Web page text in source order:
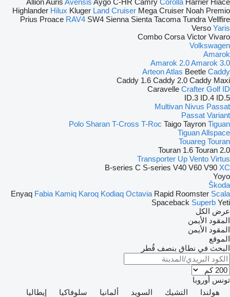
AllionAuris Avensis Aygo C-HR Camry Corolla Harrier Hiace
Highlander Hilux Kluger Land Cruiser Mega Cruiser Noah Premio
Prius Proace RAV4 SW4 Sienna Sienta Tacoma Tundra Vellfire
Verso Yaris
Combo Corsa Victor Vivaro
Volkswagen
Amarok
Amarok 2.0Amarok 3.0
ArteonAtlas Beetle Caddy
Caddy 1.6 Caddy 2.0 Caddy Maxi
Caravelle Crafter Golf ID
ID.3 ID.4 ID.5
Multivan Nivus Passat
Passat Variant
Polo Sharan T-Cross T-Roc Taigo Tayron Tiguan
Tiguan Allspace
Touareg Touran
Touran 1.6 Touran 2.0
Transporter Up Vento Virtus
B-series C S-series V40 V60 V90 XC
Yoyo
Škoda
Enyaq Fabia Kamiq Karoq Kodiaq Octavia Rapid Roomster Scala
Spaceback Superb Yeti
عرض الكل
المقود الأيمن
المقود الأيمن
الموقع
البحث في نطاق بنصف قُطر
تونس أوروبا
هولندا
التشيك السويد ألمانيا سلوفاكيا
إيطاليا